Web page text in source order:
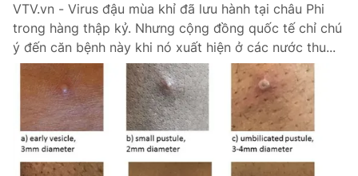
Chuyên mục khác
Emagazine Podcast
Photo Infographic
Video Shorts video
VTV.vn - Virus đậu mùa khỉ đã lưu hành tại châu Phi
trong hàng thập kỷ. Nhưng cộng đồng quốc tế chỉ chú
ý đến căn bệnh này khi nó xuất hiện ở các nước thu...